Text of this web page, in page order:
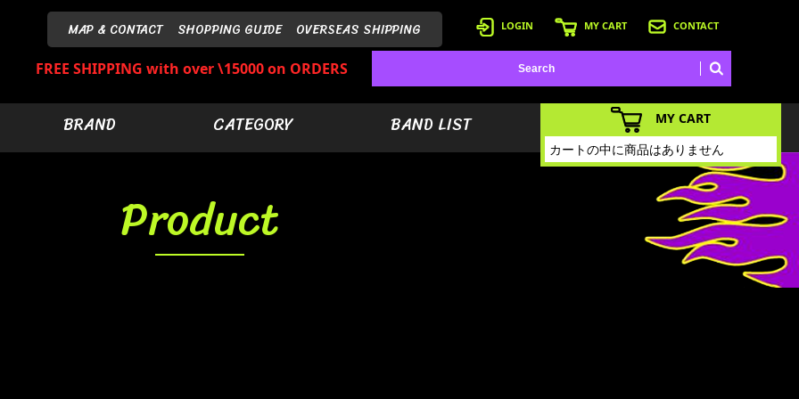
MAP & CONTACT SHOPPING GUIDE OVERSEAS SHIPPING LOGIN MY CART CONTACT
FREE SHIPPING with over \15000 on ORDERS
BRAND CATEGORY BAND LIST
Product
MY CART
カートの中に商品はありません